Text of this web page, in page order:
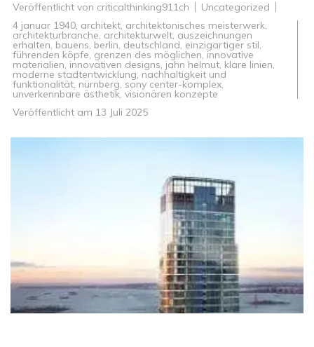
Veröffentlicht von criticalthinking911ch
Uncategorized
4 januar 1940, architekt, architektonisches meisterwerk,
architekturbranche, architekturwelt, auszeichnungen
erhalten, bauens, berlin, deutschland, einzigartiger stil,
führenden köpfe, grenzen des möglichen, innovative
materialien, innovativen designs, jahn helmut, klare linien,
moderne stadtentwicklung, nachhaltigkeit und
funktionalität, nürnberg, sony center-komplex,
unverkennbare ästhetik, visionären konzepte
Veröffentlicht am 13 Juli 2025